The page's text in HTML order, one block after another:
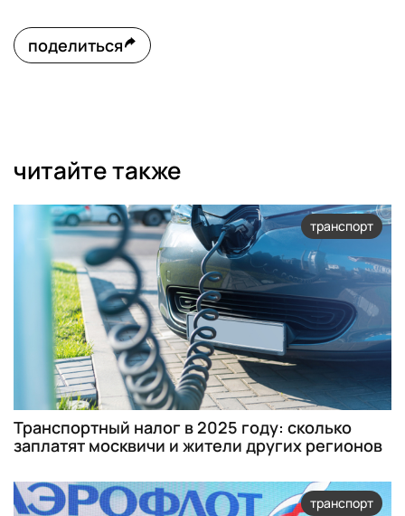
поделиться
читайте также
транспорт
Транспортный налог в 2025 году: сколько
заплатят москвичи и жители других регионов
транспорт